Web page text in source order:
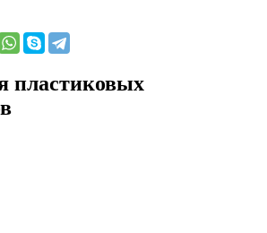
пластиковых